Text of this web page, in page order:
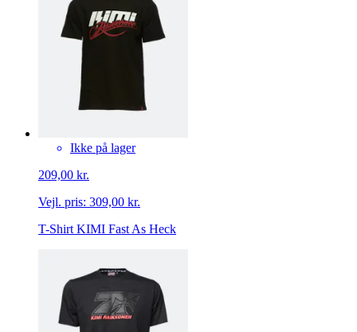
Ikke på lager
209,00 kr.
Vejl. pris: 309,00 kr.
T-Shirt KIMI Fast As Heck